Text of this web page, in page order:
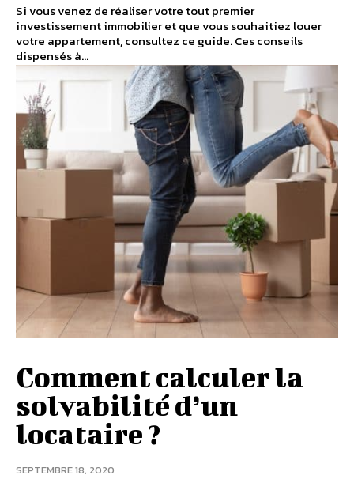
Si vous venez de réaliser votre tout premier
investissement immobilier et que vous souhaitiez louer
votre appartement, consultez ce guide. Ces conseils
dispensés à...
Comment calculer la
solvabilité d’un
locataire ?
SEPTEMBRE 18, 2020